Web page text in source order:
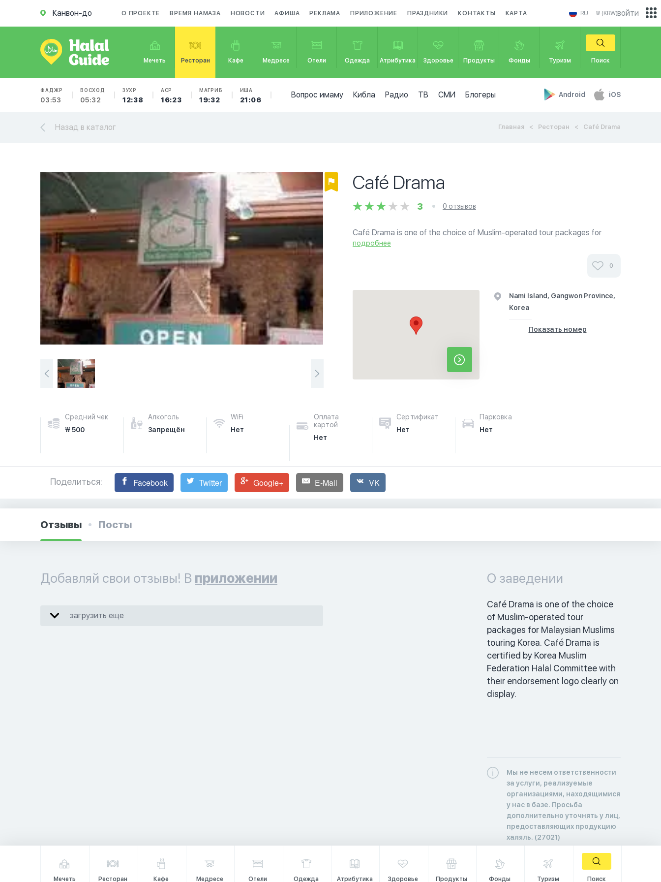
Канвон-до О ПРОЕКТЕ ВРЕМЯ НАМАЗА НОВОСТИ АФИША РЕКЛАМА ПРИЛОЖЕНИЕ ПРАЗДНИКИ КОНТАКТЫ КАРТА RU ₩ (KRW)
Мечеть Ресторан Кафе Медресе Отели Одежда Атрибутика Здоровье Продукты Фонды Туризм Поиск
ФАДЖР
03:53
ВОСХОД
05:32
ЗУХР
12:38
АСР
16:23
МАГРИБ
19:32
ИША
21:06
Вопрос имаму Кибла Радио ТВ СМИ Блогеры Android iOS
войти
Назад в каталог Главная Ресторан Café Drama
Café Drama
3 0 отзывов
Café Drama is one of the choice of Muslim-operated tour packages for
Malaysian Muslims touring Korea. Café Drama is certified by Korea Muslim
подробнее
0
Nami Island, Gangwon Province,
Korea
Показать номер
Средний чек
₩ 500
Алкоголь
Запрещён
WiFi
Нет
Оплата
картой
Нет
Сертификат
Нет
Парковка
Нет
Поделиться: Facebook Twitter Google+ E-Mail VK
Отзывы Посты
Добавляй свои отзывы! В приложении
загрузить еще
О заведении
Café Drama is one of the choice
of Muslim-operated tour
packages for Malaysian Muslims
touring Korea. Café Drama is
certified by Korea Muslim
Federation Halal Committee with
their endorsement logo clearly on
display.
Мы не несем ответственности
за услуги, реализуемые
организациями, находящимися
у нас в базе. Просьба
дополнительно уточнять у лиц,
предоставляющих продукцию
халяль. (27021)
Мечеть Ресторан Кафе Медресе Отели Одежда Атрибутика Здоровье Продукты Фонды Туризм Поиск